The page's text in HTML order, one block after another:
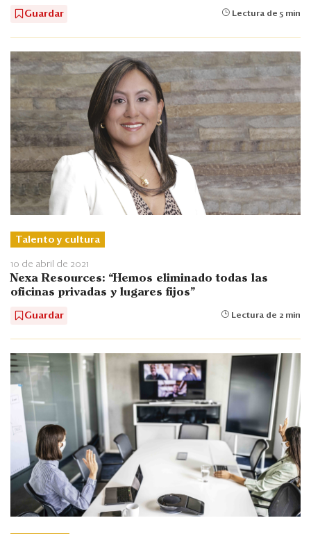
Guardar Lectura de 5 min
Talento y cultura
10 de abril de 2021
Nexa Resources: “Hemos eliminado todas las
oficinas privadas y lugares fijos”
Guardar Lectura de 2 min